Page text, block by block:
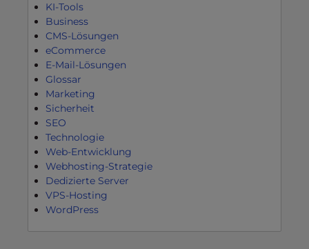
KI-Tools
Business
CMS-Lösungen
eCommerce
E-Mail-Lösungen
Glossar
Marketing
Sicherheit
SEO
Technologie
Web-Entwicklung
Webhosting-Strategie
Dedizierte Server
VPS-Hosting
WordPress